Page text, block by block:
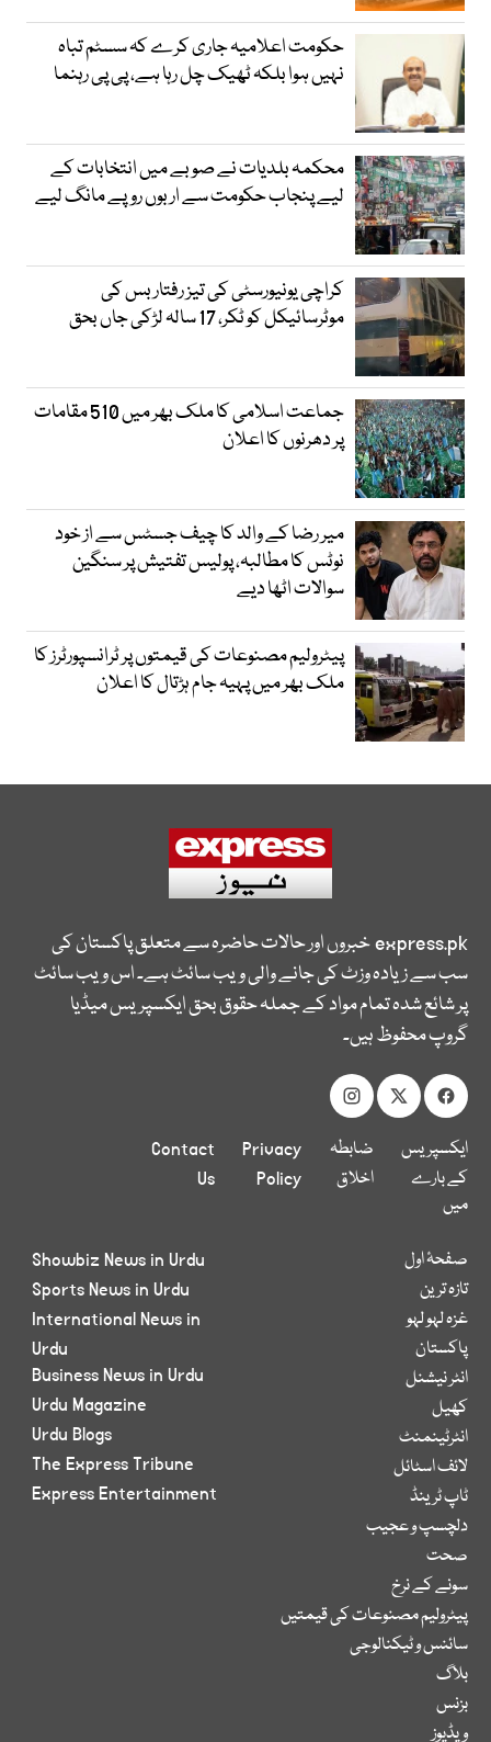
حکومت اعلامیہ جاری کرے کہ سسٹم تباہ
نہیں ہوا بلکہ ٹھیک چل رہا ہے، پی پی رہنما
محکمہ بلدیات نے صوبے میں انتخابات کے
لیے پنجاب حکومت سے اربوں روپے مانگ لیے
کراچی یونیورسٹی کی تیز رفتار بس کی
موٹرسائیکل کو ٹکر، 17 سالہ لڑکی جاں بحق
جماعت اسلامی کا ملک بھر میں 510 مقامات
پر دھرنوں کا اعلان
میر رضا کے والد کا چیف جسٹس سے از خود
نوٹس کا مطالبہ، پولیس تفتیش پر سنگین
سوالات اٹھا دیے
پیٹرولیم مصنوعات کی قیمتوں پر ٹرانسپورٹرز کا
ملک بھر میں پہیہ جام ہڑتال کا اعلان
express.pkخبروں اور حالات حاضرہ سے متعلق پاکستان کی
سب سے زیادہ وزٹ کی جانے والی ویب سائٹ ہے۔ اس ویب سائٹ
پر شائع شدہ تمام مواد کے جملہ حقوق بحق ایکسپریس میڈیا
گروپ محفوظ ہیں۔
ایکسپریس
کے بارے
میں
ضابطہ
اخلاق
Privacy
Policy
Contact
Us
صفحۂ اول
تازہ ترین
غزہ لہو لہو
پاکستان
انٹر نیشنل
کھیل
انٹرٹینمنٹ
لائف اسٹائل
ٹاپ ٹرینڈ
دلچسپ و عجیب
صحت
سونے کے نرخ
پیٹرولیم مصنوعات کی قیمتیں
سائنس و ٹیکنالوجی
بلاگ
بزنس
ویڈیوز
Showbiz News in Urdu
Sports News in Urdu
International News in
Urdu
Business News in Urdu
Urdu Magazine
Urdu Blogs
The Express Tribune
Express Entertainment